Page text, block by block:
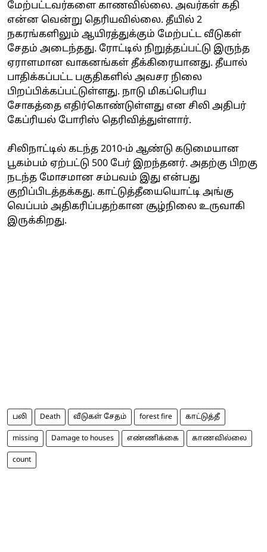
மேற்பட்டவர்களை காணவில்லை. அவர்கள் கதி
என்ன வென்று தெரியவில்லை. தீயில் 2
நகரங்களிலும் ஆயிரத்துக்கும் மேற்பட்ட வீடுகள்
சேதம் அடைந்தது. ரோட்டில் நிறுத்தப்பட்டு இருந்த
ஏராளமான வாகனங்கள் தீக்கிரையானது. தீயால்
பாதிக்கப்பட்ட பகுதிகளில் அவசர நிலை
பிறப்பிக்கப்பட்டுள்ளது. நாடு மிகப்பெரிய
சோகத்தை எதிர்கொண்டுள்ளது என சிலி அதிபர்
கேப்ரியல் போரிஸ் தெரிவித்துள்ளார்.
சிலிநாட்டில் கடந்த 2010-ம் ஆண்டு கடுமையான
பூகம்பம் ஏற்பட்டு 500 பேர் இறந்தனர். அதற்கு பிறகு
நடந்த மோசமான சம்பவம் இது என்பது
குறிப்பிடத்தக்கது. காட்டுத்தீயையொட்டி அங்கு
வெப்பம் அதிகரிப்பதற்கான சூழ்நிலை உருவாகி
இருக்கிறது.
பலி Death வீடுகள் சேதம் forest fire காட்டுத்தீ
missing Damage to houses எண்ணிக்கை காணவில்லை
count